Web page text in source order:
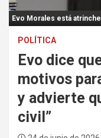
Evo Morales está
POLÍTICA
Evo dice
motivos
y advierte
civil”